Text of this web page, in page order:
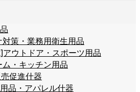
対策・業務用衛生用品
ウトドア・スポーツ用品
・キッチン用品
促進什器
品・アパレル什器